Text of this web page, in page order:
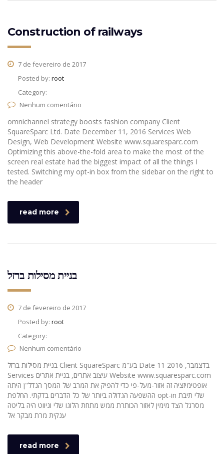
Construction of railways
7 de fevereiro de 2017
Posted by: root
Category:
Nenhum comentário
omnichannel strategy boosts fashion company Client
SquareSparc Ltd. Date December 11, 2016 Services Web
Design, Web Development Website www.squaresparc.com
Optimizing this above-the-fold area to make the most of the
screen real estate had the biggest impact of all the things I
tested. Switching my opt-in box from the sidebar on the right to
the header
read more
בניית מסילות ברזל
7 de fevereiro de 2017
Posted by: root
Category:
Nenhum comentário
בניית מסילות ברזל Client SquareSparc בע"מ Date 11 בדצמבר, 2016
Services עיצוב אתרים, בניית אתרים Website www.squaresparc.com
אופטימיזציה זה אזור-מעל-פי כדי להפיק את המרב של המסך הנדל"ן היתה
ההשפעה הגדולה ביותר של כל הדברים בדקתי. החלפת opt-in שלי תיבת
מסרגל הצד מימין לאזור הכותרת ממש מתחת הלוגו שלי וניווט היה בליטה
ענקית מרת מבקר אל
read more